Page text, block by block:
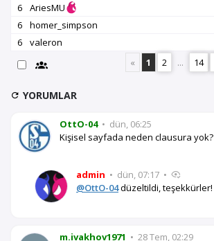
6
AriesMU
6
homer_simpson
6
valeron
«
1 2 ... 14
YORUMLAR
OttO-04 • dün, 06:25
Kişisel sayfada neden clausura yok?
admin • dün, 07:17 •
@OttO-04düzeltildi, teşekkürler!
m.ivakhov1971 • 28 Tem, 02:29